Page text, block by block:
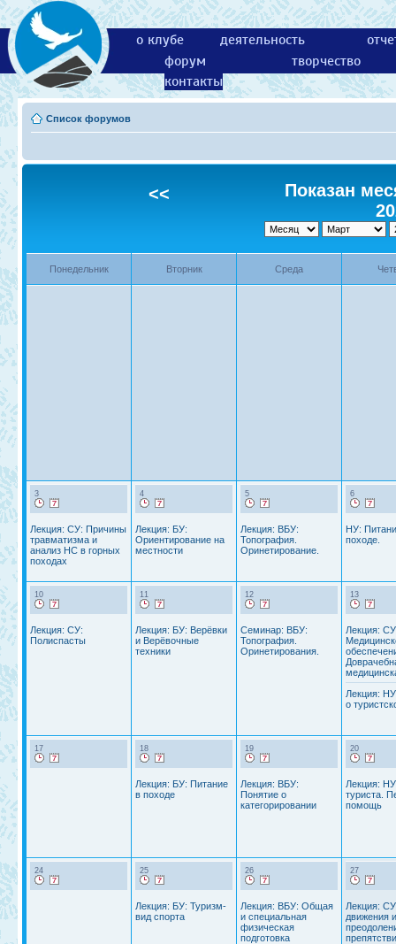
о клубе деятельность
форум
творчество
контакты
Список форумов
<<
Показан
Понедельник Вторник Среда
3
Лекция: СУ: Причины
травматизма и
анализ НС в горных
походах
4
Лекция: БУ:
Ориентирование на
местности
5
Лекция: ВБУ:
Топография.
Оринетирование.
6
НУ:
походе.
10
Лекция: СУ:
Полиспасты
11
Лекция: БУ: Верёвки
и Верёвочные
техники
12
Семинар: ВБУ:
Топография.
Оринетирования.
13
Лекция:
Лекция:
о
17 18
Лекция: БУ: Питание
в походе
19
Лекция: ВБУ:
Понятие о
категорировании
20
Лекция:
туриста.
помощь
24 25
Лекция: БУ: Туризм-
вид спорта
26
Лекция: ВБУ: Общая
и специальная
физическая
подготовка
27
Лекция:
движения и